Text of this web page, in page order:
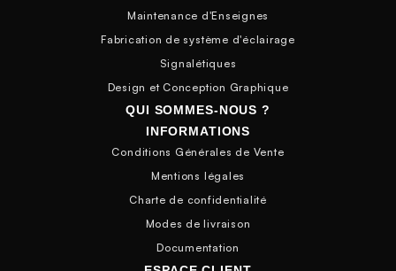
Maintenance d'Enseignes
Fabrication de système d'éclairage
Signalétiques
Design et Conception Graphique
QUI SOMMES-NOUS ?
INFORMATIONS
Conditions Générales de Vente
Mentions légales
Charte de confidentialité
Modes de livraison
Documentation